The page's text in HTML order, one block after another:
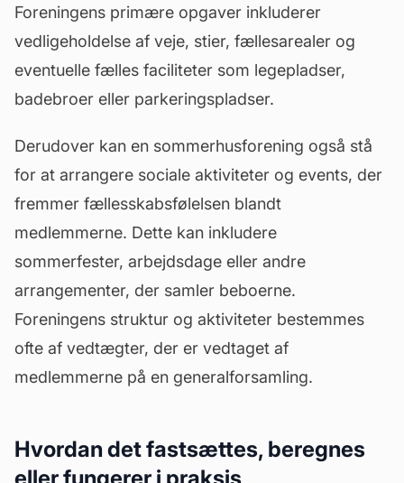
Foreningens primære opgaver inkluderer
vedligeholdelse af veje, stier, fællesarealer og
eventuelle fælles faciliteter som legepladser,
badebroer eller parkeringspladser.
Derudover kan en sommerhusforening også stå
for at arrangere sociale aktiviteter og events, der
fremmer fællesskabsfølelsen blandt
medlemmerne. Dette kan inkludere
sommerfester, arbejdsdage eller andre
arrangementer, der samler beboerne.
Foreningens struktur og aktiviteter bestemmes
ofte af vedtægter, der er vedtaget af
medlemmerne på en generalforsamling.
Hvordan det fastsættes, beregnes